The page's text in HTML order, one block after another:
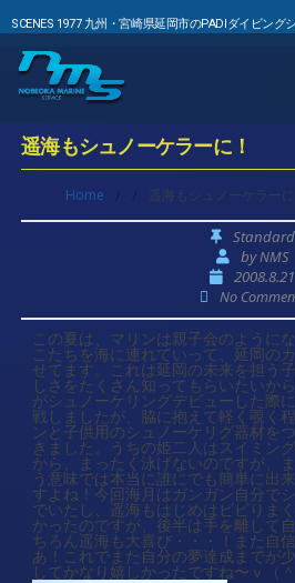
SCENES 1977 九州・宮崎県延岡市のPADIダイビング
遥海もシュノーケラーに！
Home / / 遥海もシュノーケラーに
Standard
byNMS
2008.8.21
No
この夏は、マリンは親子会のように
こたちを海に連れていって、延岡の
せてます。これは延岡の未来を担う
しさをたくさん知ってもらいたいか
がシュノーケリングデビューした際
戦しましたが、脇に抱えて軽く覗く
ンと子供用のシュノーケリグ器材を
きました。うちの姫二人はスイミン
から、まったく泳げないのですが、
う意味では本当に誰にでも簡単に出
すよね！今回海月はガンガン自分で
でいたし、遥海もはじめはビビりま
かったのですが、後半は手を離して
ちろん遥海も大喜び・・・！また自
あ！これでまた自分の夢達成までが
してかなり嬉しかったですね〜ｖ（